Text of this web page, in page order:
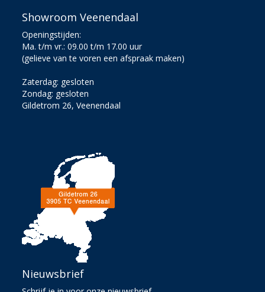
Showroom Veenendaal
Openingstijden:
Ma. t/m vr.: 09.00 t/m 17.00 uur
(gelieve van te voren een afspraak maken)
Zaterdag: gesloten
Zondag: gesloten
Gildetrom 26, Veenendaal
Nieuwsbrief